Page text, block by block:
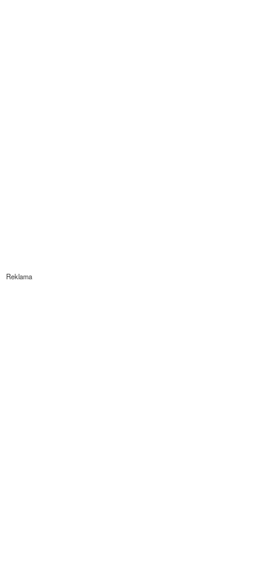
Reklama